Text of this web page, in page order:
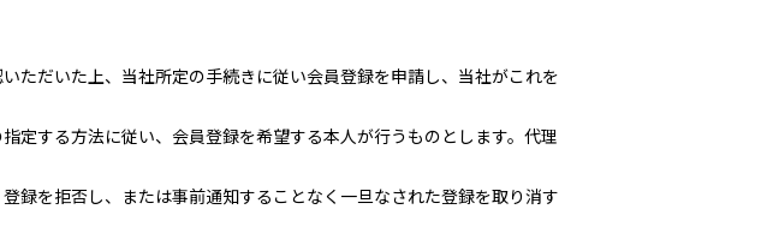
ただいた上、当社所定の手続きに従い会員登録を申請し、当社がこれを
定する方法に従い、会員登録を希望する本人が行うものとします。代理
録を拒否し、または事前通知することなく一旦なされた登録を取り消す